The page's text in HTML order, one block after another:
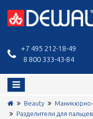
+7 495 212-18-49
8 800 333-43-84
Beauty
Разделители для пальцев